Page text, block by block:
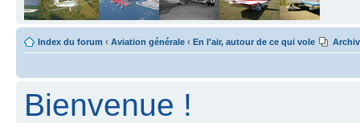
Index du forum ‹ Aviation générale ‹ En l'air, autour de ce qui vole
Bienvenue !